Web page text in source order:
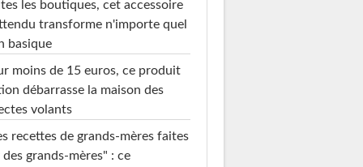
les boutiques, cet accessoire
transforme n'importe quel
basique
moins de 15 euros, ce produit
débarrasse la maison des
volants
recettes de grands-mères faites
des grands-mères" : ce